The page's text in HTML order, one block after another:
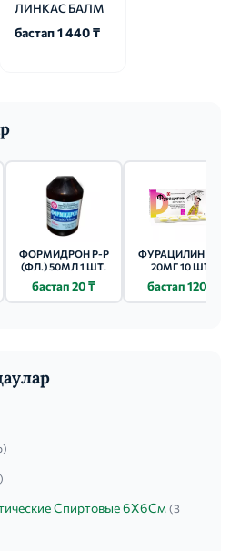
ЛИНКАС БАЛМ
бастап 1 440 ₸
ФОРМИДРОН Р-Р
(ФЛ.) 50МЛ 1 ШТ.
бастап 20 ₸
ФУРАЦИЛИН ТАБ
20МГ 10 ШТ.
бастап 120 ₸
Спиртовые 6Х6См (3